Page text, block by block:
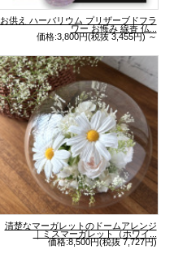
お供え ハーバリウム プリザーブドフラ
ワー お悔み 線香 仏...
価格:3,800円(税抜 3,455円)～
清楚なマーガレットのドームアレンジ
｜ミスマーガレット（ホワイ...
価格:8,500円(税抜 7,727円)